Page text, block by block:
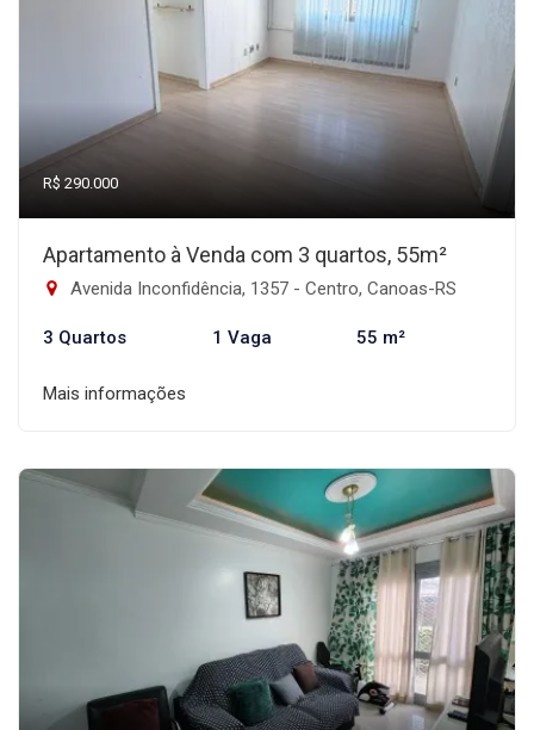
R$ 290.000
Apartamento à Venda com 3 quartos, 55m²
Avenida Inconfidência, 1357 - Centro, Canoas-RS
3 Quartos 1 Vaga 55 m²
Mais informações